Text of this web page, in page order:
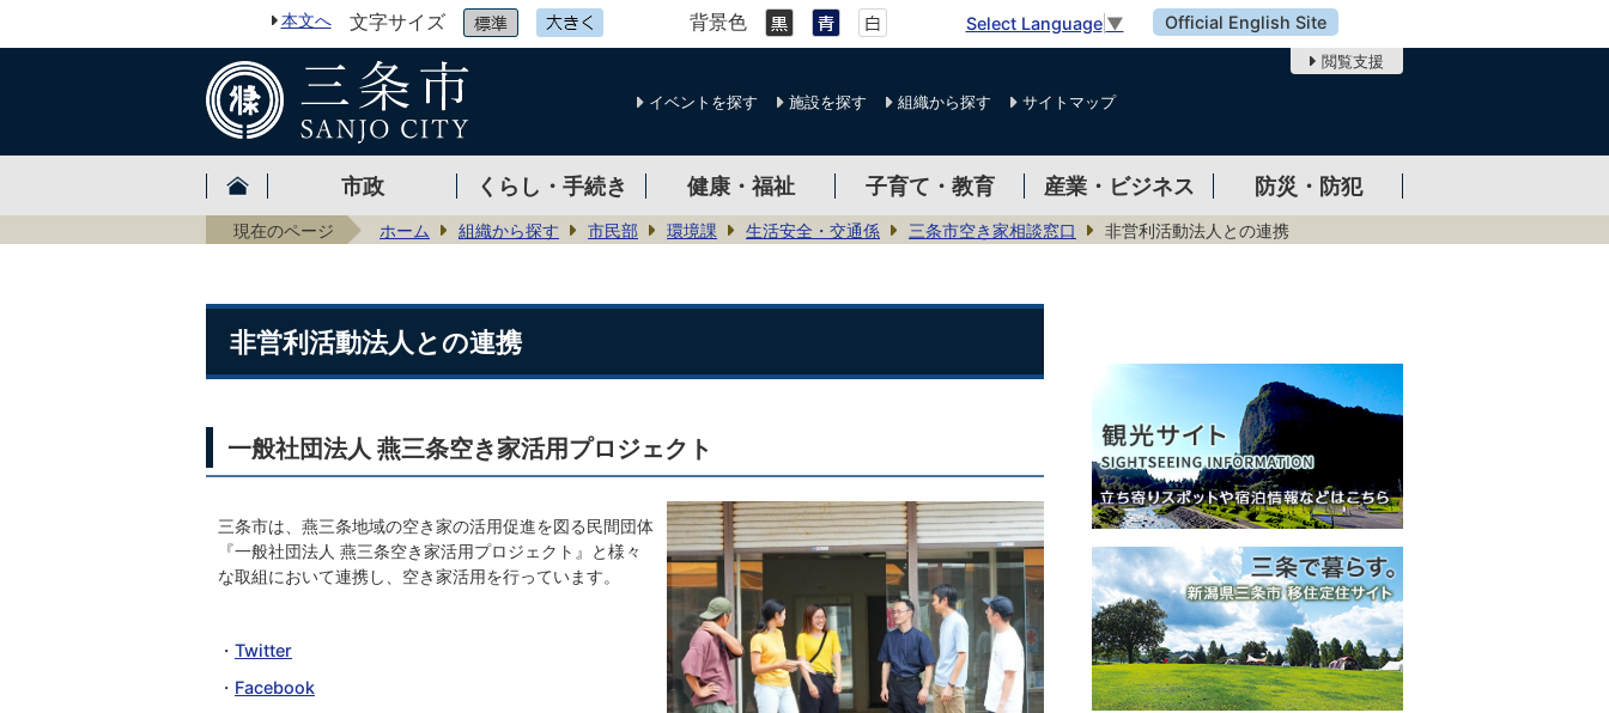
本文へ 文字サイズ 背景色 Select Language ▼ Official English Site
閲覧支援
イベントを探す 施設を探す 組織から探す サイトマップ
市政 くらし・手続き 健康・福祉 子育て・教育 産業・ビジネス 防災・防犯
現在のページ ホーム 組織から探す 市民部 環境課 生活安全・交通係 三条市空き家相談窓口 非営利活動法人との連携
非営利活動法人との連携
一般社団法人 燕三条空き家活用プロジェクト
三条市は、燕三条地域の空き家の活用促進を図る民間団体
『一般社団法人 燕三条空き家活用プロジェクト』と様々
な取組において連携し、空き家活用を行っています。
・ Twitter
・ Facebook